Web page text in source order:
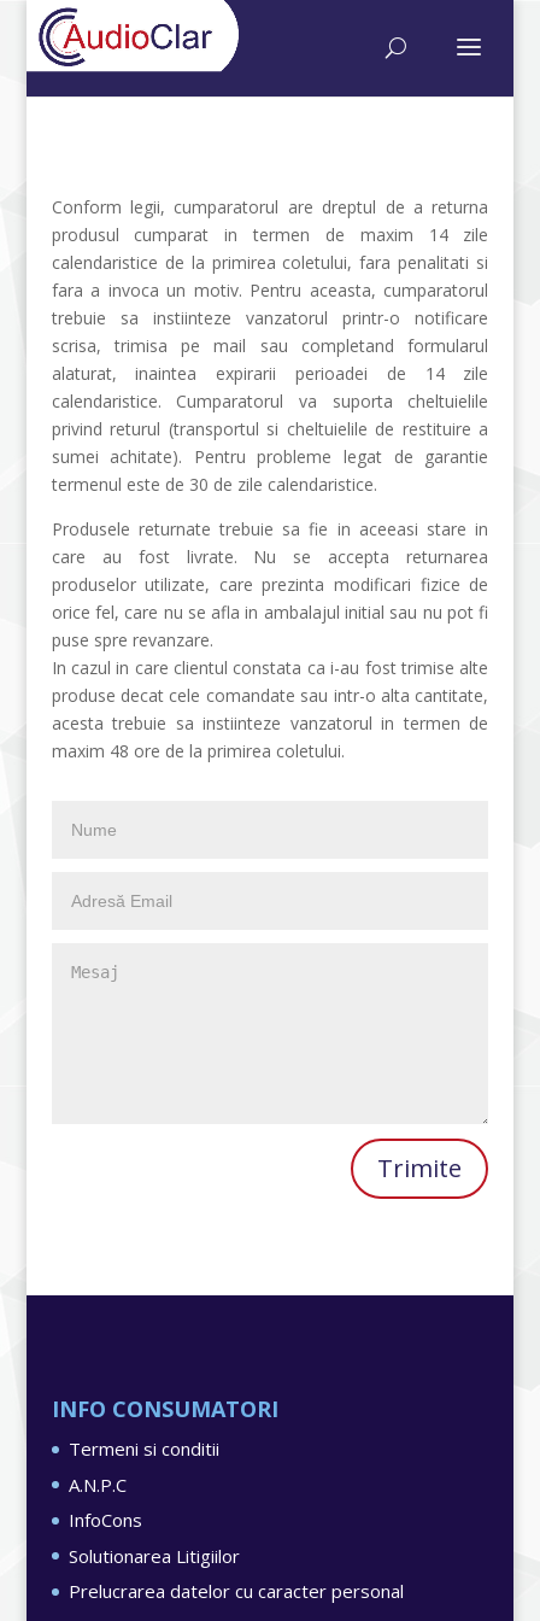
Conform legii, cumparatorul are dreptul de a returna
produsul cumparat in termen de maxim 14 zile
calendaristice de la primirea coletului, fara penalitati si
fara a invoca un motiv. Pentru aceasta, cumparatorul
trebuie sa instiinteze vanzatorul printr-o notificare
scrisa, trimisa pe mail sau completand formularul
alaturat, inaintea expirarii perioadei de 14 zile
calendaristice. Cumparatorul va suporta cheltuielile
privind returul (transportul si cheltuielile de restituire a
sumei achitate). Pentru probleme legat de garantie
termenul este de 30 de zile calendaristice.
Produsele returnate trebuie sa fie in aceeasi stare in
care au fost livrate. Nu se accepta returnarea
produselor utilizate, care prezinta modificari fizice de
orice fel, care nu se afla in ambalajul initial sau nu pot fi
puse spre revanzare.
In cazul in care clientul constata ca i-au fost trimise alte
produse decat cele comandate sau intr-o alta cantitate,
acesta trebuie sa instiinteze vanzatorul in termen de
maxim 48 ore de la primirea coletului.
Trimite
INFO CONSUMATORI
Termeni si conditii
A.N.P.C
InfoCons
Solutionarea Litigiilor
Prelucrarea datelor cu caracter personal